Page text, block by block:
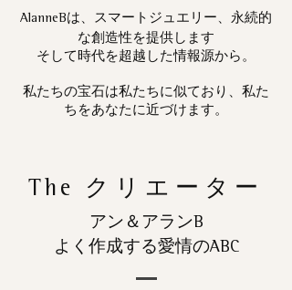
AlanneBは、スマートジュエリー、永続的
な創造性を提供します
そして時代を超越した情報源から。
私たちの宝石は私たちに似ており、私た
ちをあなたに近づけます。
The クリエーター
アン＆アランB
よく作成する愛情のABC